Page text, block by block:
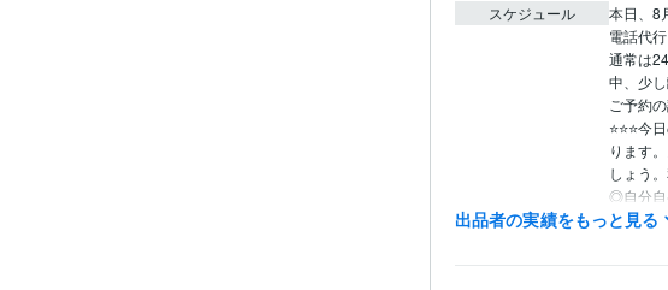
スケジュール
本日、8
電話代
通常は
中、少し
ご予約
⭐⭐⭐
ります
しょう
◎自分自
夜間、
基本、
出品者の実績をもっと見る